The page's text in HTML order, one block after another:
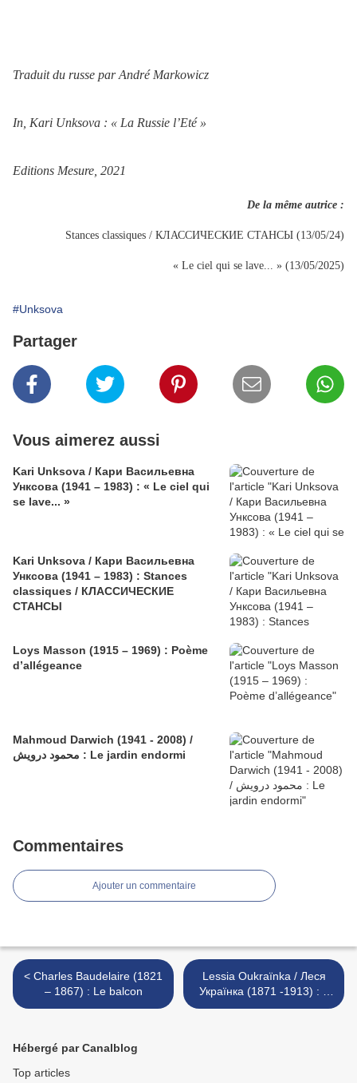
Traduit du russe par André Markowicz
In, Kari Unksova : « La Russie l’Eté »
Editions Mesure, 2021
De la même autrice :
Stances classiques / КЛАССИЧЕСКИЕ СТАНСЫ (13/05/24)
« Le ciel qui se lave... » (13/05/2025)
#Unksova
Partager
Vous aimerez aussi
Kari Unksova / Кари Васильевна
Унксова (1941 – 1983) : « Le ciel qui
se lave... »
Kari Unksova / Кари Васильевна
Унксова (1941 – 1983) : Stances
classiques / КЛАССИЧЕСКИЕ
СТАНСЫ
Loys Masson (1915 – 1969) : Poème
d’allégeance
Mahmoud Darwich (1941 - 2008) /
محمود درويش : Le jardin endormi
Commentaires
Ajouter un commentaire
< Charles Baudelaire (1821
– 1867) : Le balcon
Lessia Oukraïnka / Леся
Українка (1871 -1913) : «
Paroles, que n’êtes-vous
Hébergé par Canalblog
Top articles